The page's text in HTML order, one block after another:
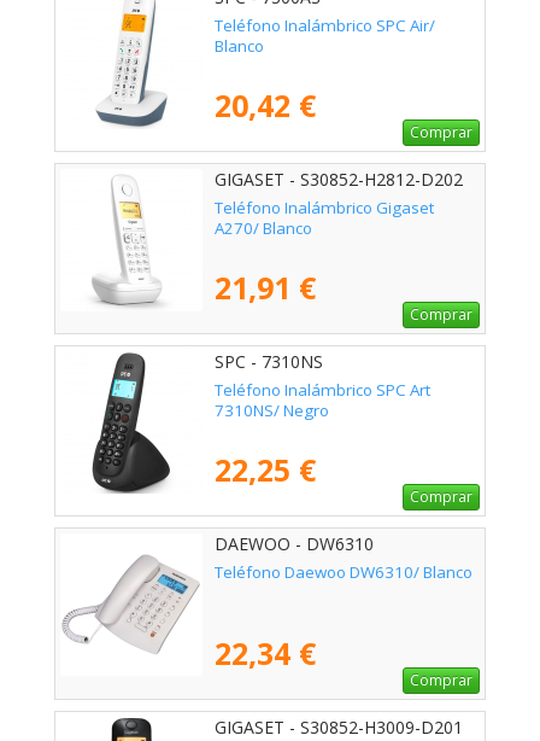
Teléfono Inalámbrico SPC Air/
Blanco
20,42 €
Comprar
GIGASET - S30852-H2812-D202
Teléfono Inalámbrico Gigaset
A270/ Blanco
21,91 €
Comprar
SPC - 7310NS
Teléfono Inalámbrico SPC Art
7310NS/ Negro
22,25 €
Comprar
DAEWOO - DW6310
Teléfono Daewoo DW6310/ Blanco
22,34 €
Comprar
GIGASET - S30852-H3009-D201